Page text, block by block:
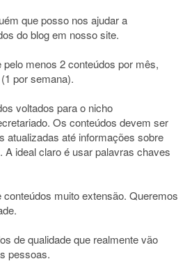
que posso nos ajudar a
do blog em nosso site.
pelo menos 2 conteúdos por mês,
por semana).
voltados para o nicho
Os conteúdos devem ser
atualizadas até informações sobre
A ideal claro é usar palavras chaves
conteúdos muito extensão. Queremos
de qualidade que realmente vão
pessoas.